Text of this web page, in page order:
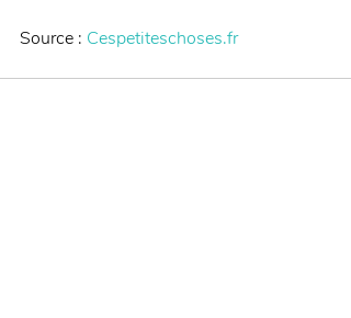
Source : Cespetiteschoses.fr